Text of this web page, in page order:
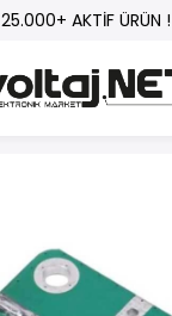
25.000+ AKTİF ÜRÜN !